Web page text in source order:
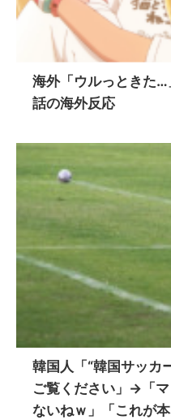
海外「ウルっときた
話の海外反応
韓国人「“韓国サッカ
ご覧ください」→「
ないねｗ」「これが